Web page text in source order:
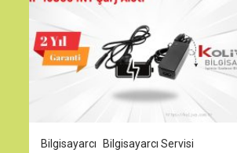
Bilgisayarcı
Bilgisayarcı Servisi